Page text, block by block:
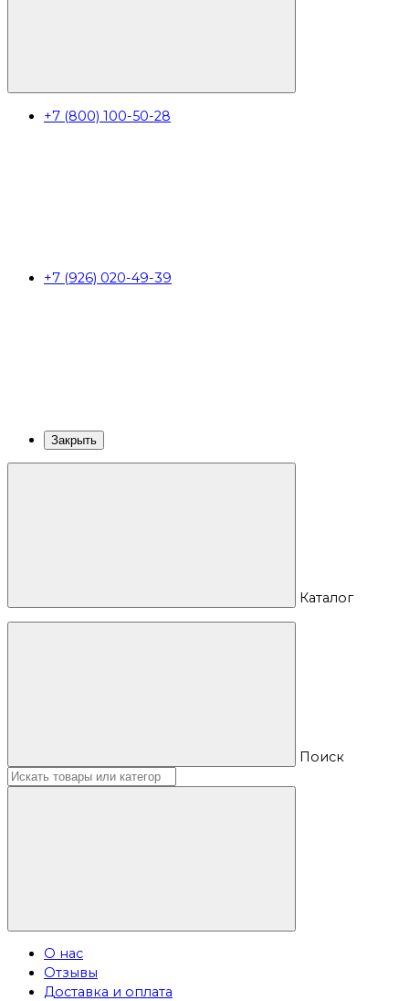
+7 (800) 100-50-28
+7 (926) 020-49-39
Закрыть
Каталог
Поиск
О нас
Отзывы
Доставка и оплата